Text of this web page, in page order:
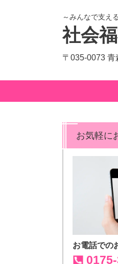
～みんなで支え
社会
〒035-0073
お気軽に
お電話での